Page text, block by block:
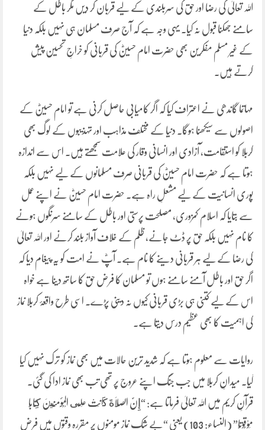
اللہ تعالیٰ کی رضا اور حق کی سربلندی کے لیے قربان کر دیں مگر باطل کے
سامنے جھکنا قبول نہ کیا۔ یہی وجہ ہے کہ آج صرف مسلمان ہی نہیں بلکہ دنیا
کے غیر مسلم مفکرین بھی حضرت امام حسینؓ کی قربانی کو خراجِ تحسین پیش
کرتے ہیں۔
مہاتما گاندھی نے اعتراف کیا کہ اگر کامیابی حاصل کرنی ہے تو امام حسینؓ کے
اصولوں سے سیکھنا ہوگا۔ دنیا کے مختلف مذاہب اور تہذیبوں کے لوگ بھی
کربلا کو استقامت، آزادی اور انسانی وقار کی علامت سمجھتے ہیں۔ اس سے اندازہ
ہوتا ہے کہ حضرت امام حسینؓ کی قربانی صرف مسلمانوں کے لیے نہیں بلکہ
پوری انسانیت کے لیے مشعلِ راہ ہے۔ حضرت امام حسینؓ نے اپنے عمل
سے بتایا کہ اسلام کمزوری، مصلحت پرستی اور باطل کے سامنے سرنگوں ہونے
کا نام نہیں بلکہ حق پر ڈٹ جانے، ظلم کے خلاف آواز بلند کرنے اور اللہ تعالیٰ
کی رضا کے لیے ہر قربانی دینے کا نام ہے۔ آپؓ نے امت کو یہ پیغام دیا کہ
اگر حق اور باطل آمنے سامنے ہوں تو مسلمان کا فرض حق کا ساتھ دینا ہے خواہ
اس کے لیے کتنی ہی بڑی قربانی کیوں نہ دینی پڑے۔ اسی طرح واقعۂ کربلا نماز
کی اہمیت کا بھی عظیم درس دیتا ہے۔
روایات سے معلوم ہوتا ہے کہ شدید ترین حالات میں بھی نماز کو ترک نہیں کیا
گیا۔ میدانِ کربلا میں جب جنگ اپنے عروج پر تھی تب بھی نماز ادا کی گئی۔
قرآنِ کریم میں اللہ تعالیٰ فرماتا ہے: “إِنَّ الصَّلَاةَ كَانَتْ عَلَى الْمُؤْمِنِينَ كِتَابًا
مَوْقُوتًا” (النساء: 103) یعنی “بے شک نماز مومنوں پر مقررہ وقتوں میں فرض